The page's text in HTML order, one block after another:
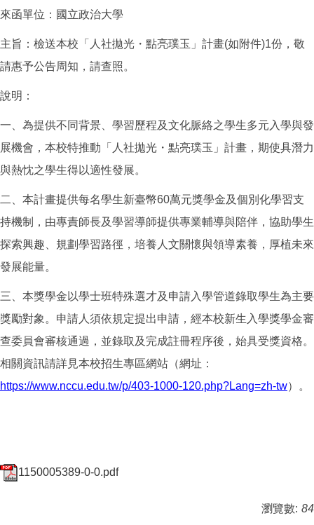
來函單位：國立政治大學
主旨：檢送本校「人社拋光・點亮璞玉」計畫(如附件)1份，敬
請惠予公告周知，請查照。
說明：
一、為提供不同背景、學習歷程及文化脈絡之學生多元入學與發
展機會，本校特推動「人社拋光・點亮璞玉」計畫，期使具潛力
與熱忱之學生得以適性發展。
二、本計畫提供每名學生新臺幣60萬元獎學金及個別化學習支
持機制，由專責師長及學習導師提供專業輔導與陪伴，協助學生
探索興趣、規劃學習路徑，培養人文關懷與領導素養，厚植未來
發展能量。
三、本獎學金以學士班特殊選才及申請入學管道錄取學生為主要
獎勵對象。申請人須依規定提出申請，經本校新生入學獎學金審
查委員會審核通過，並錄取及完成註冊程序後，始具受獎資格。
相關資訊請詳見本校招生專區網站（網址：
https://www.nccu.edu.tw/p/403-1000-120.php?Lang=zh-tw）。
1150005389-0-0.pdf
瀏覽數: 84